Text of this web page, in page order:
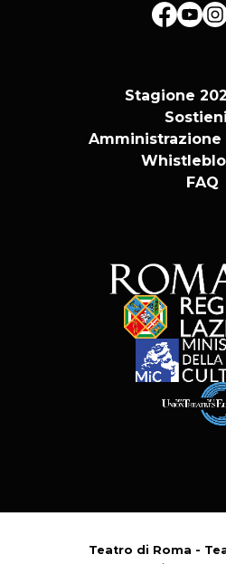
Stagione
Amministrazione
FAQ
Teatro di Roma -